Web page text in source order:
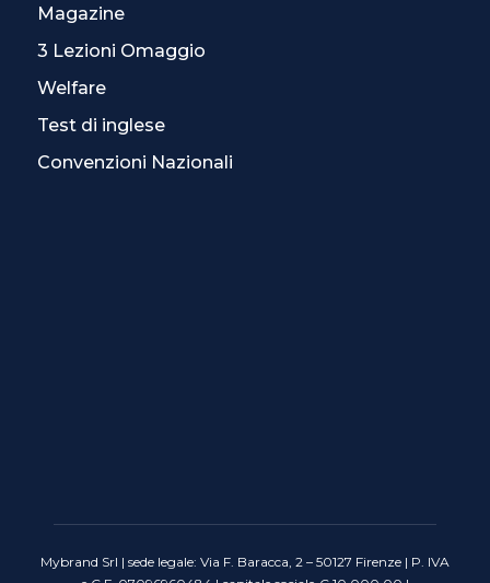
Magazine
3 Lezioni Omaggio
Welfare
Test di inglese
Convenzioni Nazionali
Mybrand Srl | sede legale: Via F. Baracca, 2 – 50127 Firenze | P. IVA